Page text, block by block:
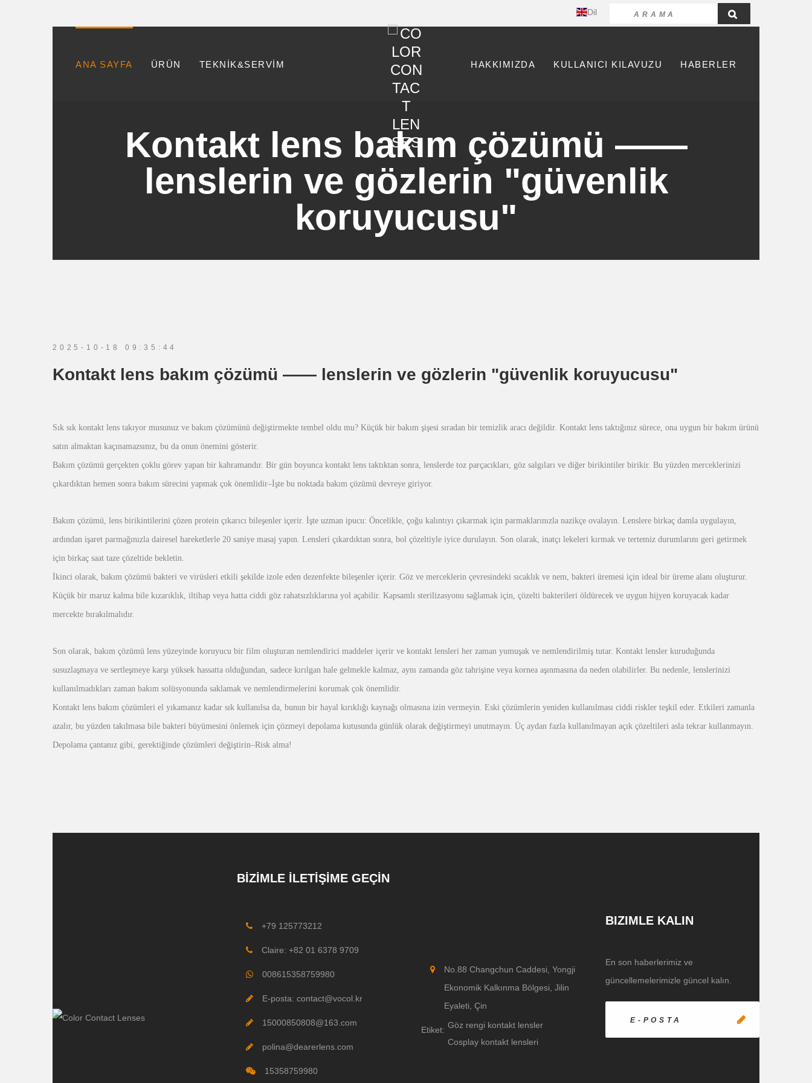
Dil
ANA SAYFA ÜRÜN TEKNİK&SERVİM HAKKIMIZDA KULLANICI KILAVUZU HABERLER
Kontakt lens bakım çözümü ——
lenslerin ve gözlerin "güvenlik
koruyucusu"
2025-10-18 09:35:44
Kontakt lens bakım çözümü —— lenslerin ve gözlerin "güvenlik koruyucusu"
Sık sık kontakt lens takıyor musunuz ve bakım çözümünü değiştirmekte tembel oldu mu? Küçük bir bakım şişesi sıradan bir temizlik aracı değildir. Kontakt lens taktığınız sürece, ona uygun bir bakım ürünü
satın almaktan kaçınamazsınız, bu da onun önemini gösterir.
Bakım çözümü gerçekten çoklu görev yapan bir kahramandır. Bir gün boyunca kontakt lens taktıktan sonra, lenslerde toz parçacıkları, göz salgıları ve diğer birikintiler birikir. Bu yüzden merceklerinizi
çıkardıktan hemen sonra bakım sürecini yapmak çok önemlidir–İşte bu noktada bakım çözümü devreye giriyor.
Bakım çözümü, lens birikintilerini çözen protein çıkarıcı bileşenler içerir. İşte uzman ipucu: Öncelikle, çoğu kalıntıyı çıkarmak için parmaklarınızla nazikçe ovalayın. Lenslere birkaç damla uygulayın,
ardından işaret parmağınızla dairesel hareketlerle 20 saniye masaj yapın. Lensleri çıkardıktan sonra, bol çözeltiyle iyice durulayın. Son olarak, inatçı lekeleri kırmak ve tertemiz durumlarını geri getirmek
için birkaç saat taze çözeltide bekletin.
İkinci olarak, bakım çözümü bakteri ve virüsleri etkili şekilde izole eden dezenfekte bileşenler içerir. Göz ve merceklerin çevresindeki sıcaklık ve nem, bakteri üremesi için ideal bir üreme alanı oluşturur.
Küçük bir maruz kalma bile kızarıklık, iltihap veya hatta ciddi göz rahatsızlıklarına yol açabilir. Kapsamlı sterilizasyonu sağlamak için, çözelti bakterileri öldürecek ve uygun hijyen koruyacak kadar
mercekte bırakılmalıdır.
Son olarak, bakım çözümü lens yüzeyinde koruyucu bir film oluşturan nemlendirici maddeler içerir ve kontakt lensleri her zaman yumuşak ve nemlendirilmiş tutar. Kontakt lensler kuruduğunda
susuzlaşmaya ve sertleşmeye karşı yüksek hassatta olduğundan, sadece kırılgan hale gelmekle kalmaz, aynı zamanda göz tahrişine veya kornea aşınmasına da neden olabilirler. Bu nedenle, lenslerinizi
kullanılmadıkları zaman bakım solüsyonunda saklamak ve nemlendirmelerini korumak çok önemlidir.
Kontakt lens bakım çözümleri el yıkamanız kadar sık kullanılsa da, bunun bir hayal kırıklığı kaynağı olmasına izin vermeyin. Eski çözümlerin yeniden kullanılması ciddi riskler teşkil eder. Etkileri zamanla
azalır, bu yüzden takılmasa bile bakteri büyümesini önlemek için çözmeyi depolama kutusunda günlük olarak değiştirmeyi unutmayın. Üç aydan fazla kullanılmayan açık çözeltileri asla tekrar kullanmayın.
Depolama çantanız gibi, gerektiğinde çözümleri değiştirin–Risk alma!
BIZIMLE İLETIŞIME GEÇIN
+79 125773212
Claire: +82 01 6378 9709
008615358759980
E-posta: contact@vocol.kr
15000850808@163.com
polina@dearerlens.com
15358759980
No.88 Changchun Caddesi, Yongji
Ekonomik Kalkınma Bölgesi, Jilin
Eyaleti, Çin
Etiket: Göz rengi kontakt lensler
Cosplay kontakt lensleri
BIZIMLE KALIN
En son haberlerimiz ve
güncellemelerimizle güncel kalın.